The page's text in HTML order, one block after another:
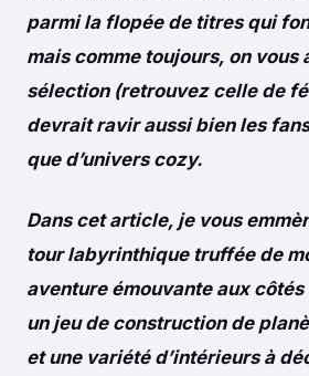
parmi la flopée de titres qui
mais comme toujours, on vous
sélection (retrouvez celle de
devrait ravir aussi bien les
que d’univers cozy.
Dans cet article, je vous
tour labyrinthique truffée de
aventure émouvante aux
un jeu de construction de
et une variété d’intérieurs à